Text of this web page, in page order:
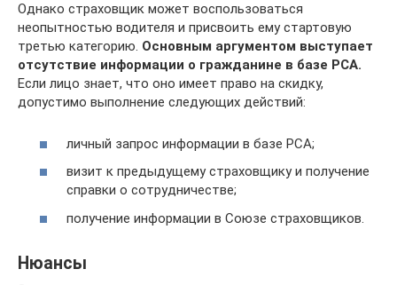
Однако страховщик может воспользоваться
неопытностью водителя и присвоить ему стартовую
третью категорию. Основным аргументом выступает
отсутствие информации о гражданине в базе РСА.
Если лицо знает, что оно имеет право на скидку,
допустимо выполнение следующих действий:
личный запрос информации в базе РСА;
визит к предыдущему страховщику и получение
справки о сотрудничестве;
получение информации в Союзе страховщиков.
Нюансы